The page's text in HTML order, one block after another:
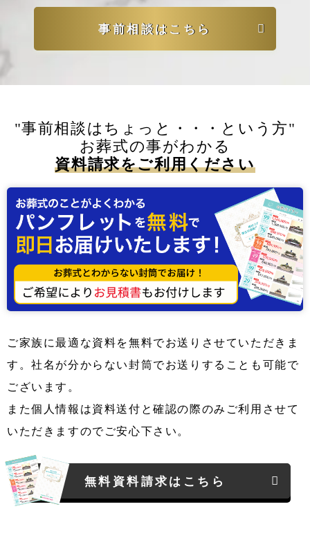
事前相談はこちら
"事前相談はちょっと・・・という方"
お葬式の事がわかる
資料請求をご利用ください
ご家族に最適な資料を無料でお送りさせていただきま
す。社名が分からない封筒でお送りすることも可能で
ございます。
また個人情報は資料送付と確認の際のみご利用させて
いただきますのでご安心下さい。
無料資料請求はこちら